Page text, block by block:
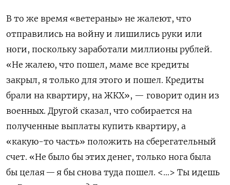
В то же время «ветераны» не жалеют, что
отправились на войну и лишились руки или
ноги, поскольку заработали миллионы рублей.
«Не жалею, что пошел, маме все кредиты
закрыл, я только для этого и пошел. Кредиты
брали на квартиру, на ЖКХ», — говорит один из
военных. Другой сказал, что собирается на
полученные выплаты купить квартиру, а
«какую-то часть» положить на сберегательный
счет. «Не было бы этих денег, только нога была
бы целая — я бы снова туда пошел. <…> Ты идешь